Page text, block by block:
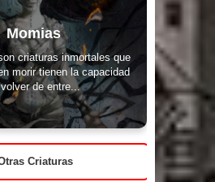
Momias
criaturas inmortales que
morir tienen la capacidad
de entre...
Criaturas